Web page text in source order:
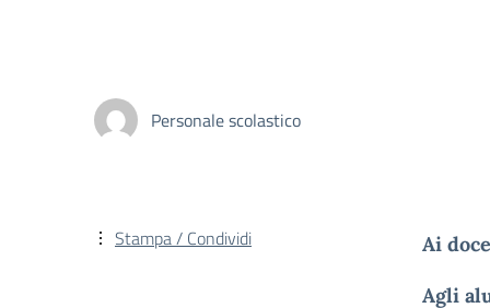
Personale scolastico
Ai
Agli
Stampa / Condividi